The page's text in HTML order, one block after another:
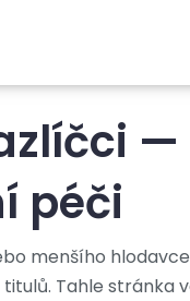
péči
menšího
Tahle stránka